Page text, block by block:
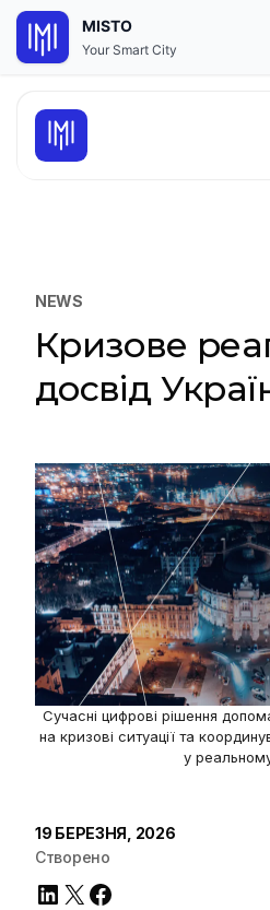
контенту
NEWS
Кризове
досвід
Сучасні цифрові рішення
на кризові ситуації та
у
19 БЕРЕЗНЯ, 2026
Створено
LinkedIn
X Facebook
MISTO
Your Smart City